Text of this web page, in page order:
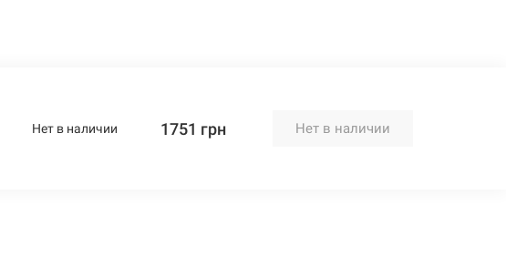
Нет в наличии 1751 грн Нет в наличии